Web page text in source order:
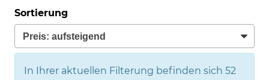
Sortierung
In Ihrer aktuellen Filterung befinden sich 52